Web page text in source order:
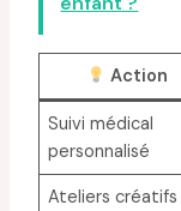
Action
Suivi médical
personnalisé
Ateliers créatifs